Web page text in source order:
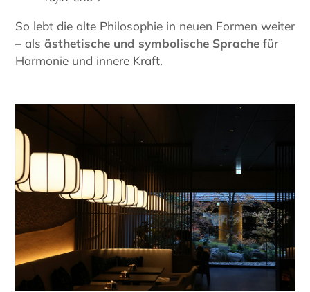
So lebt die alte Philosophie in neuen Formen weiter
– als ästhetische und symbolische Sprache für
Harmonie und innere Kraft.